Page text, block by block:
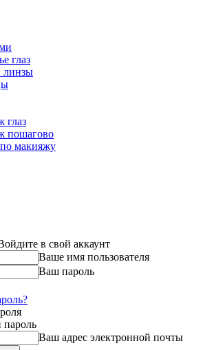
глаз
линзы
глаз
пошагово
макияжу
в свой аккаунт
Ваше имя пользователя
Ваш пароль
пароль
Ваш адрес электронной почты